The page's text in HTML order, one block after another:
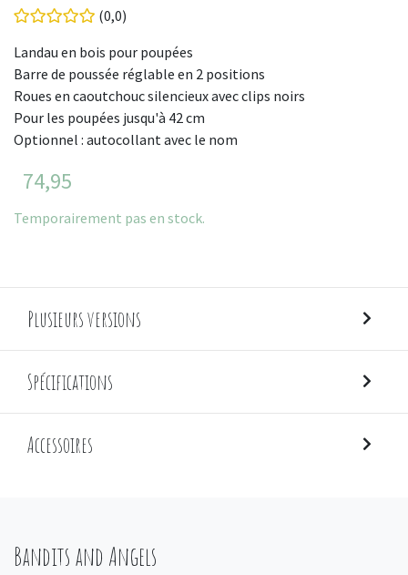
(0,0)
Landau en bois pour poupées
Barre de poussée réglable en 2 positions
Roues en caoutchouc silencieux avec clips noirs
Pour les poupées jusqu'à 42 cm
Optionnel : autocollant avec le nom
74,95
Temporairement pas en stock.
Plusieurs versions
Spécifications
Accessoires
Bandits and Angels